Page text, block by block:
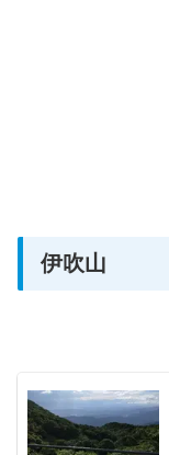
伊吹山